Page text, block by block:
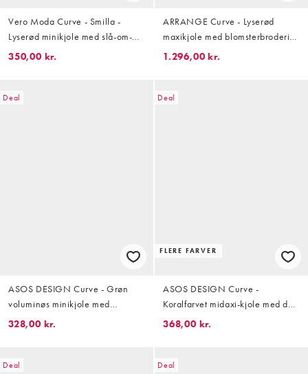
Vero Moda Curve - Smilla -
Lyserød minikjole med slå-om-
snit foran, lange ærmer og
350,00 kr.
ARRANGE Curve - Lyserød
maxikjole med blomsterbroderi
og satin-overlag
1.296,00 kr.
Deal
ASOS DESIGN Curve - Grøn
voluminøs minikjole med
asymmetrisk kant forneden og
328,00 kr.
Deal
FLERE FARVER
ASOS DESIGN Curve -
Koralfarvet midaxi-kjole med dyb
rund hals og tørklædedetalje
368,00 kr.
Deal Deal